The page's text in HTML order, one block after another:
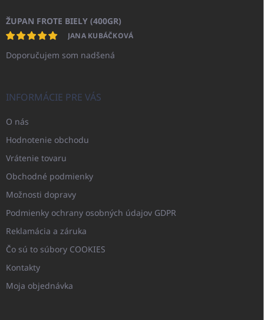
ŽUPAN FROTE BIELY (400GR)
JANA KUBÁČKOVÁ
Doporučujem som nadšená
INFORMÁCIE PRE VÁS
O nás
Hodnotenie obchodu
Vrátenie tovaru
Obchodné podmienky
Možnosti dopravy
Podmienky ochrany osobných údajov GDPR
Reklamácia a záruka
Čo sú to súbory COOKIES
Kontakty
Moja objednávka